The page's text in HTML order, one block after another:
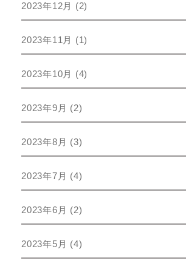
2023年12月 (2)
2023年11月 (1)
2023年10月 (4)
2023年9月 (2)
2023年8月 (3)
2023年7月 (4)
2023年6月 (2)
2023年5月 (4)